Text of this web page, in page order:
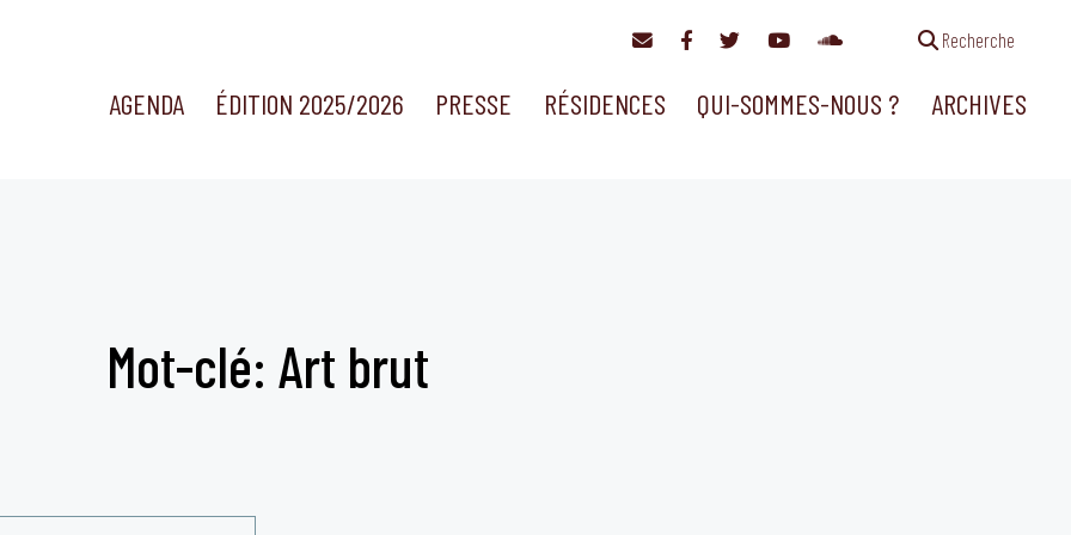
Recherche
AGENDA ÉDITION 2025/2026 PRESSE RÉSIDENCES QUI-SOMMES-NOUS ? ARCHIVES
Mot-clé: Art brut